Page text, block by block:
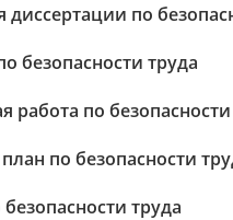
диссертации по
безопасности труда
работа по
по безопасности
труда